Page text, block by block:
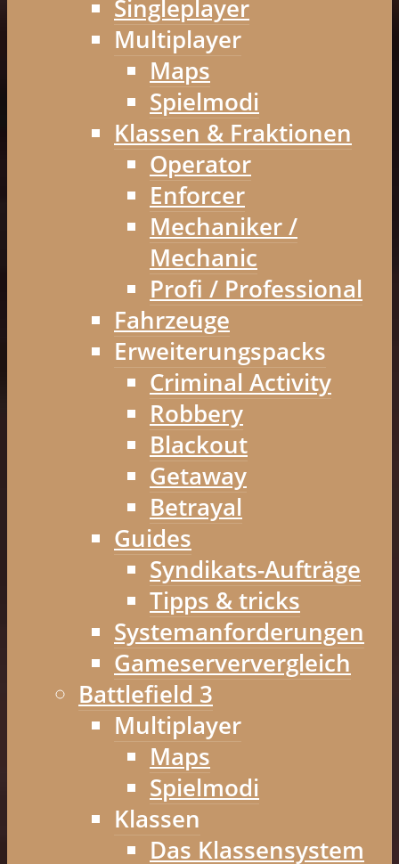
Singleplayer
Multiplayer
Maps
Spielmodi
Klassen & Fraktionen
Operator
Enforcer
Mechaniker /
Mechanic
Profi / Professional
Fahrzeuge
Erweiterungspacks
Criminal Activity
Robbery
Blackout
Getaway
Betrayal
Guides
Syndikats-Aufträge
Tipps & tricks
Systemanforderungen
Gameserververgleich
Battlefield 3
Multiplayer
Maps
Spielmodi
Klassen
Das Klassensystem